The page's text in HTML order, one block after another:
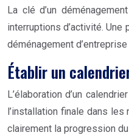
La clé d’un
interruptions d’activité.
déménagement
Établir un
L’élaboration d’un
l’installation finale dans
clairement la progression